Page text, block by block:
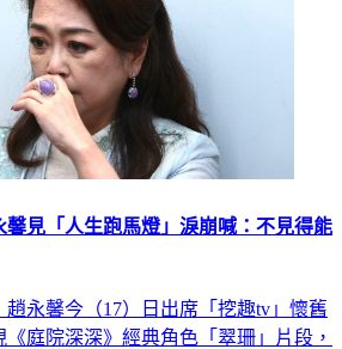
馨見「人生跑馬燈」淚崩喊：不見得能
永馨今（17）日出席「挖趣tv」懷舊
庭院深深》經典角色「翠珊」片段，